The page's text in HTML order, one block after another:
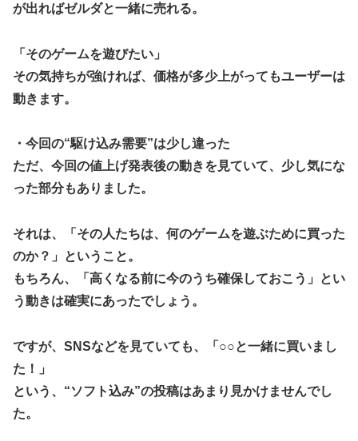
『マリオカートワールド』はどうすればよかったのか…
【動画】前田佳織里「夏好きなんですよ」うい様「露出増え
るからですか？」【ラブライブ！】
劇場版「Fate/stay night HF」10月14日より上映決定＆最
ぞ―！
世界征服ッ！やる夫博士とBBちゃん
GMはデスゲームを攻略してもらいたい―被害者たちの頭脳
【ななし】くくたそ、野獣の日に企業勢VTuberとして「野
獣先輩ダンス」を踊る「明日事務所やめる人みたいなノリ」
PCパーツ高すぎて自作する人減ってるよな
【にじ甲2026】パワヒは打率は下がるから当たり引かない
【TOUGH2】37話感想 灘の同門対決は、さっそくオカル
ト技に展開…！？
アークザラッドの地名の由来を埋めていくスレ
が出ればゼルダと一緒に売れる。
「そのゲームを遊びたい」
その気持ちが強ければ、価格が多少上がってもユーザーは
動きます。
・今回の“駆け込み需要”は少し違った
ただ、今回の値上げ発表後の動きを見ていて、少し気にな
った部分もありました。
それは、「その人たちは、何のゲームを遊ぶために買った
のか？」ということ。
もちろん、「高くなる前に今のうち確保しておこう」とい
う動きは確実にあったでしょう。
ですが、SNSなどを見ていても、「○○と一緒に買いまし
た！」
という、“ソフト込み”の投稿はあまり見かけませんでし
た。